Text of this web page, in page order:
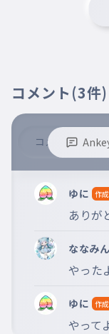
コメント (3件)
※コメントするには、
ゆに 作
ありが
ななみん
やった
ゆに 作
やって